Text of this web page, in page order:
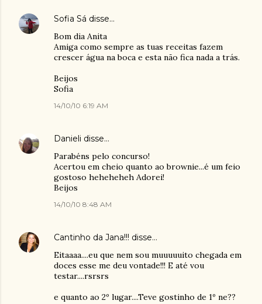
Sofia Sá disse…
Bom dia Anita
Amiga como sempre as tuas receitas fazem
crescer água na boca e esta não fica nada a trás.
Beijos
Sofia
14/10/10 6:19 AM
Danieli disse…
Parabéns pelo concurso!
Acertou em cheio quanto ao brownie...é um feio
gostoso heheheheh Adorei!
Beijos
14/10/10 8:48 AM
Cantinho da Jana!!! disse…
Eitaaaa....eu que nem sou muuuuuito chegada em
doces esse me deu vontade!!! E até vou
testar....rsrsrs
e quanto ao 2º lugar....Teve gostinho de 1º ne??